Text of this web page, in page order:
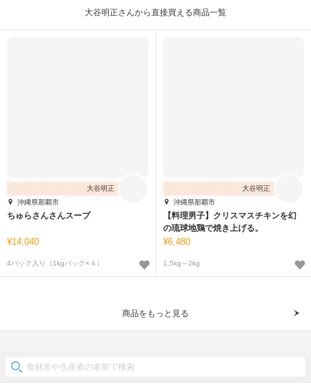
大谷明正さんから直接買える商品一覧
ちゅらさんさんスープ
14,040
4パック入り（1kgパック×４）
大谷明正
沖縄県那覇市
【料理男子】クリスマスチキンを幻
の琉球地鶏で焼き上げる。
6,480
1.5kg～2kg
大谷明正
沖縄県那覇市
商品をもっと見る